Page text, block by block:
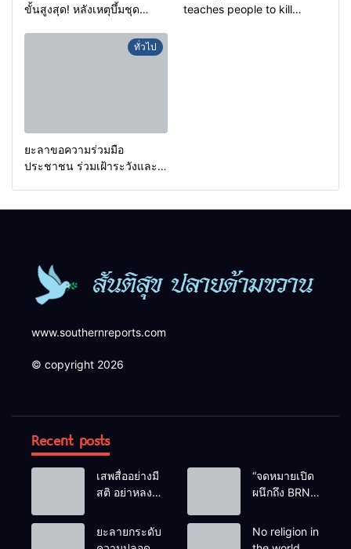
ขั้นสูงสุด! หลังเหตุบึ้มชุด
กรองเตือนเฝ้าระวังแกนนำสั่ง
teaches people to kill
ทั่วไป
ยะลาขอความร่วมมือ
ประชาชน ร่วมเฝ้าระวังและ
www.southernreports.com
© copyright 2026
Recent posts
เสพสื่ออย่างมี
สติ อย่าหลง
“จดหมายเปิด
ผนึกถึง BRN”
หยดน้ำตาของ
ครอบครัวครู
ยะลายกระดับ
No religion in